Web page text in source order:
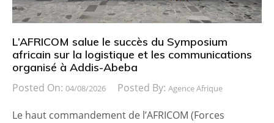
L’AFRICOM salue le succès du Symposium
africain sur la logistique et les communications
organisé à Addis-Abeba
Posted On: 04/08/2026 Posted By: Agence Afrique
Le haut commandement de l’AFRICOM (Forces